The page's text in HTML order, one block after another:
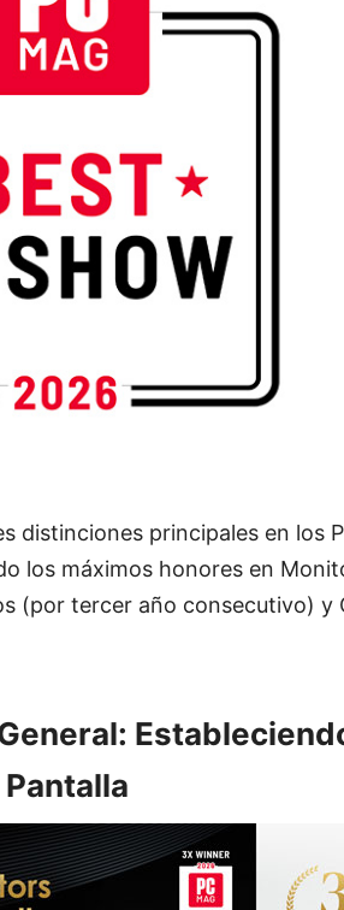
distinciones principales en los
los máximos honores en
(por tercer año consecutivo) y